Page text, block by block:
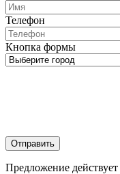
Телефон
Кнопка формы
Отправить
Предложение